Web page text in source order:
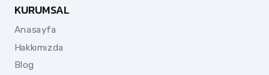
KURUMSAL
Anasayfa
Hakkımızda
Blog